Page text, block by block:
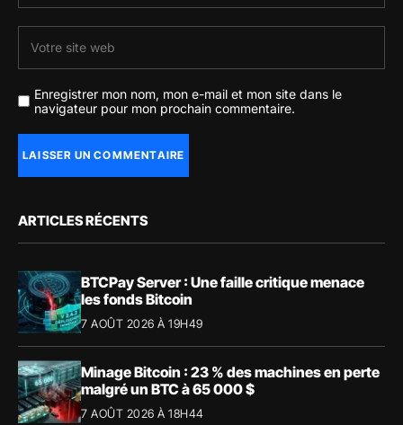
Enregistrer mon nom, mon e-mail et mon site dans le
navigateur pour mon prochain commentaire.
ARTICLES RÉCENTS
BTCPay Server : Une faille critique menace
les fonds Bitcoin
7 AOÛT 2026 À 19H49
Minage Bitcoin : 23 % des machines en perte
malgré un BTC à 65 000 $
7 AOÛT 2026 À 18H44